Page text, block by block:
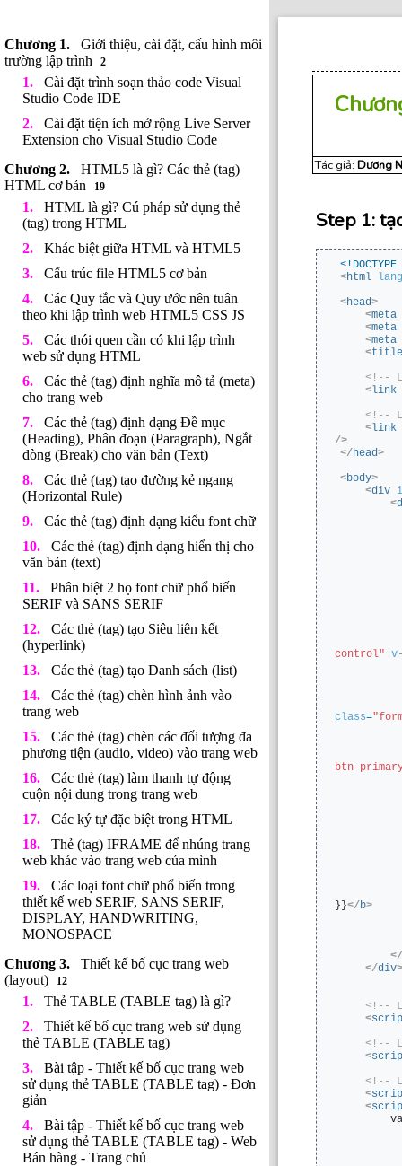
Giới thiệu, cài đặt, cấu hình môi
trường lập trình
2
Cài đặt trình soạn thảo code Visual
Studio Code IDE
Cài đặt tiện ích mở rộng Live Server
Extension cho Visual Studio Code
HTML5 là gì? Các thẻ (tag)
HTML cơ bản
19
HTML là gì? Cú pháp sử dụng thẻ
(tag) trong HTML
Khác biệt giữa HTML và HTML5
Cấu trúc file HTML5 cơ bản
Các Quy tắc và Quy ước nên tuân
theo khi lập trình web HTML5 CSS JS
Các thói quen cần có khi lập trình
web sử dụng HTML
Các thẻ (tag) định nghĩa mô tả (meta)
cho trang web
Các thẻ (tag) định dạng Đề mục
(Heading), Phân đoạn (Paragraph), Ngắt
dòng (Break) cho văn bản (Text)
Các thẻ (tag) tạo đường kẻ ngang
(Horizontal Rule)
Các thẻ (tag) định dạng kiểu font chữ
Các thẻ (tag) định dạng hiển thị cho
văn bản (text)
Phân biệt 2 họ font chữ phổ biến
SERIF và SANS SERIF
Các thẻ (tag) tạo Siêu liên kết
(hyperlink)
Các thẻ (tag) tạo Danh sách (list)
Các thẻ (tag) chèn hình ảnh vào
trang web
Các thẻ (tag) chèn các đối tượng đa
phương tiện (audio, video) vào trang web
Các thẻ (tag) làm thanh tự động
cuộn nội dung trong trang web
Các ký tự đặc biệt trong HTML
Thẻ (tag) IFRAME để nhúng trang
web khác vào trang web của mình
Các loại font chữ phổ biến trong
thiết kế web SERIF, SANS SERIF,
DISPLAY, HANDWRITING,
MONOSPACE
Thiết kế bố cục trang web
(layout)
12
Thẻ TABLE (TABLE tag) là gì?
Thiết kế bố cục trang web sử dụng
thẻ TABLE (TABLE tag)
Bài tập - Thiết kế bố cục trang web
sử dụng thẻ TABLE (TABLE tag) - Đơn
giản
Bài tập - Thiết kế bố cục trang web
sử dụng thẻ TABLE (TABLE tag) - Web
Bán hàng - Trang chủ
Tác giả: Dương
Step 1:
<html lang
<head>
<meta
<meta
<meta
<title
<!--
<link
<!--
<link
/>
</head>
<body>
<div
<
control"
class=
btn-
}}</b>
</
</div>
<!--
<
<!--
<
<!--
<
<